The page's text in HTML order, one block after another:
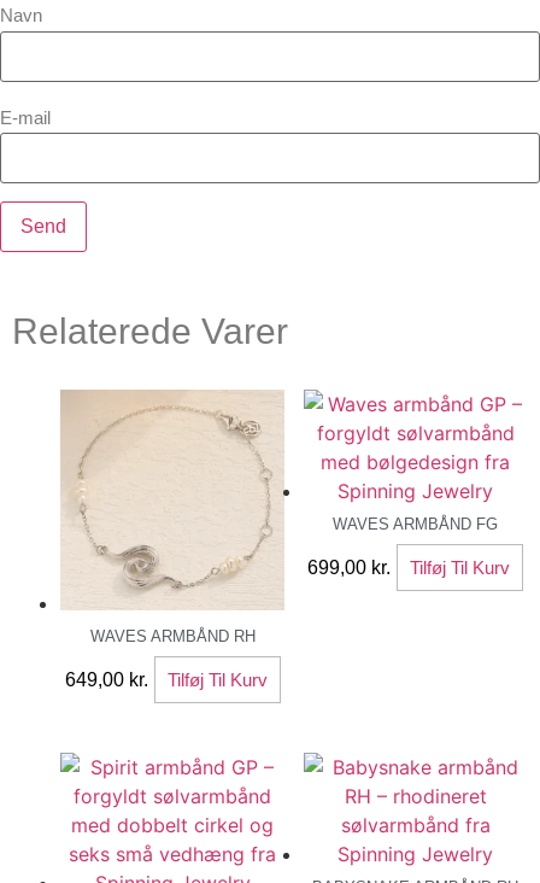
Navn
E-mail
Relaterede Varer
WAVES ARMBÅND RH
649,00 kr. Tilføj Til Kurv
WAVES ARMBÅND FG
699,00 kr. Tilføj Til Kurv